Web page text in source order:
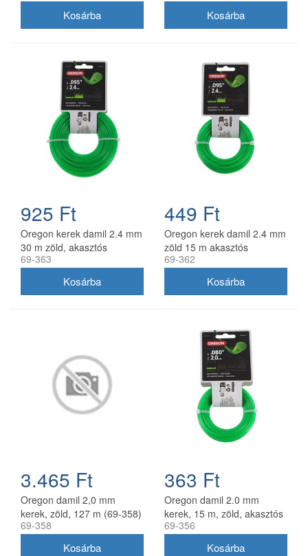
925 Ft
Oregon kerek damil 2.4 mm
30 m zöld, akasztós
kiszerelés
69-363
449 Ft
Oregon kerek damil 2.4 mm
zöld 15 m akasztós
kiszerelésben
69-362
3.465 Ft
Oregon damil 2,0 mm
kerek, zöld, 127 m (69-358)
69-358
363 Ft
Oregon damil 2.0 mm
kerek, 15 m, zöld, akasztós
kiszerelés
69-356